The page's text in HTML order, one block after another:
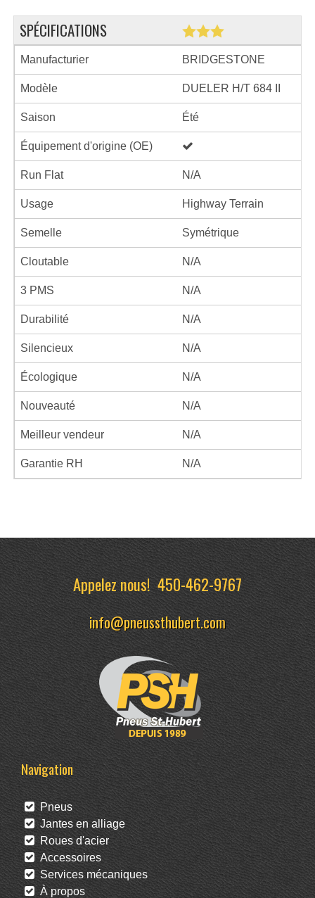
SPÉCIFICATIONS
Manufacturier BRIDGESTONE
Modèle DUELER H/T 684 II
Saison Été
Équipement d'origine (OE)
Run Flat N/A
Usage Highway Terrain
Semelle Symétrique
Cloutable N/A
3 PMS N/A
Durabilité N/A
Silencieux N/A
Écologique N/A
Nouveauté N/A
Meilleur vendeur N/A
Garantie RH N/A
Appelez nous!450-462-9767
info@pneussthubert.com
Navigation
Pneus
Jantes en alliage
Roues d'acier
Accessoires
Services mécaniques
À propos